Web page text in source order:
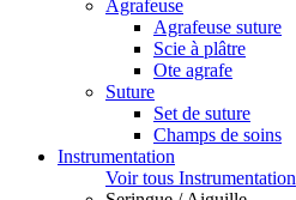
Agrafeuse
Agrafeuse suture
Scie à plâtre
Ote agrafe
Suture
Set de suture
Champs de soins
Instrumentation
Voir tous Instrumentation